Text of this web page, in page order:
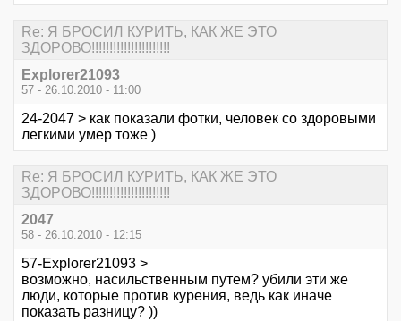
Re: Я БРОСИЛ КУРИТЬ, КАК ЖЕ ЭТО
ЗДОРОВО!!!!!!!!!!!!!!!!!!!!!!
Explorer21093
57 - 26.10.2010 - 11:00
24-2047 > как показали фотки, человек со здоровыми
легкими умер тоже )
Re: Я БРОСИЛ КУРИТЬ, КАК ЖЕ ЭТО
ЗДОРОВО!!!!!!!!!!!!!!!!!!!!!!
2047
58 - 26.10.2010 - 12:15
57-Explorer21093 >
возможно, насильственным путем? убили эти же
люди, которые против курения, ведь как иначе
показать разницу? ))